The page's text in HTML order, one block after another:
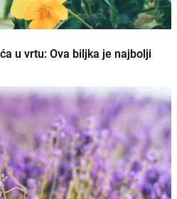
u vrtu: Ova biljka je najbolji